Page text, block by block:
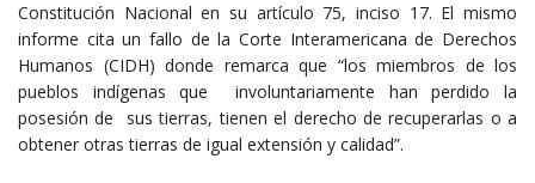
Constitución Nacional en su artículo 75, inciso 17. El mismo
informe cita un fallo de la Corte Interamericana de Derechos
Humanos (CIDH) donde remarca que “los miembros de los
pueblos indígenas que involuntariamente han perdido la
posesión de sus tierras, tienen el derecho de recuperarlas o a
obtener otras tierras de igual extensión y calidad”.